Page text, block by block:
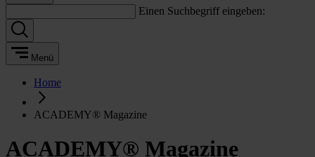
Einen Suchbegriff eingeben:
Menü
Home
ACADEMY® Magazine
ACADEMY® Magazine